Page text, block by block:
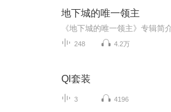
地下城的唯一领主
248 4.2万
Ql套装
3 4196